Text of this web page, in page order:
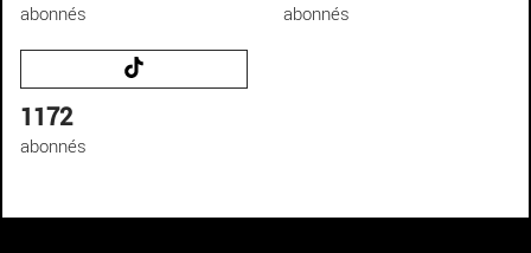
abonnés abonnés
1172
abonnés